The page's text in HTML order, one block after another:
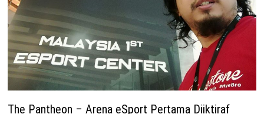
The Pantheon – Arena eSport Pertama Diiktiraf